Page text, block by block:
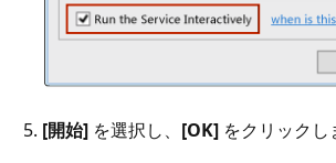
[開始] を選択し、 [OK] をクリックし